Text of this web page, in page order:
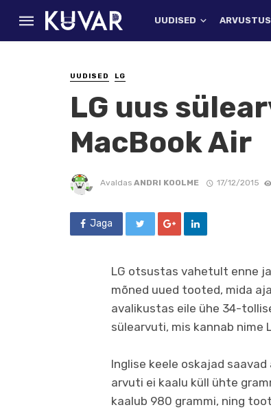
UUDISED
UUDISED LG
LG uus
MacBook Air
Avaldas ANDRI KOOLME 17/12/2015
Jaga
LG otsustas vahetult enne
mõned uued tooted, mida
avalikustas eile ühe 34-
sülearvuti, mis kannab nime
Inglise keele oskajad
arvuti ei kaalu küll ühte
kaalub 980 grammi, ning